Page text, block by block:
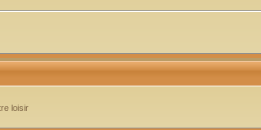
loisir